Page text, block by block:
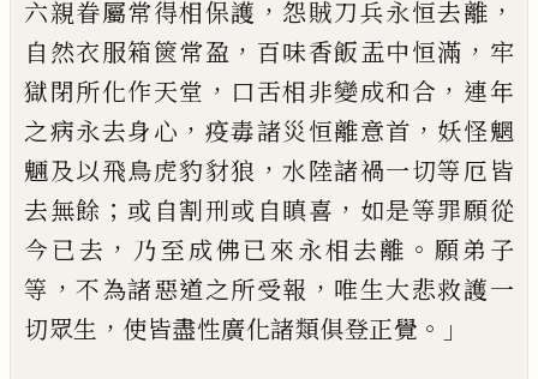
六親眷屬常得相保護 ， 怨賊刀兵永恒去離 ，
自然衣服箱篋常盈 ， 百味香飯盂中恒滿 ， 牢
獄閉所化作天堂 ， 口舌相非變成和合 ， 連年
之病永去身心 ， 疫毒諸災恒離意首 ， 妖怪魍
魎及以飛鳥虎豹豺狼 ，水陸諸禍一切等厄皆
去無餘 ； 或自割刑或自瞋喜 ， 如是等罪願從
今已去 ， 乃至成佛已來永相去離 。 願弟子
等 ，不為諸惡道之所受報 ， 唯生大悲救護一
切眾生 ， 使皆盡性廣化諸類俱登正覺 。」